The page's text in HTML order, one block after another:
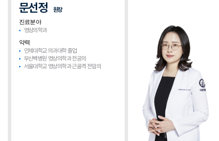
문선정
원장
진료분야
영상의학과
약력
인제대학교 의과대학 졸업​
부산백병원 영상의학과 전공의
서울대학교 영상의학과 근골격 전임의